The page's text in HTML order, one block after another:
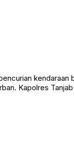
Kapolres